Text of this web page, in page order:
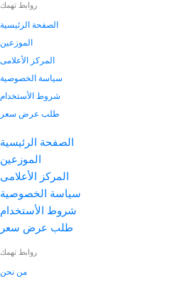
روابط تهمك
الصفحة الرئيسية
المركز الأعلامى
سياسة الخصوصية
شروط الأستخدام
طلب عرض سعر
الصفحة الرئيسية
الموزعين
المركز الأعلامى
سياسة الخصوصية
شروط الأستخدام
طلب عرض سعر
روابط تهمك